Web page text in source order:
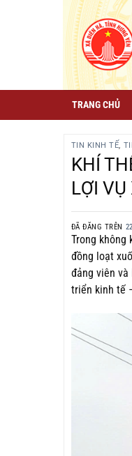
TRANG CHỦ
TIN KINH TẾ,
KHÍ
LỢI
ĐÃ ĐĂNG TRÊN
Trong không
đồng loạt
đảng viên
triển kinh tế